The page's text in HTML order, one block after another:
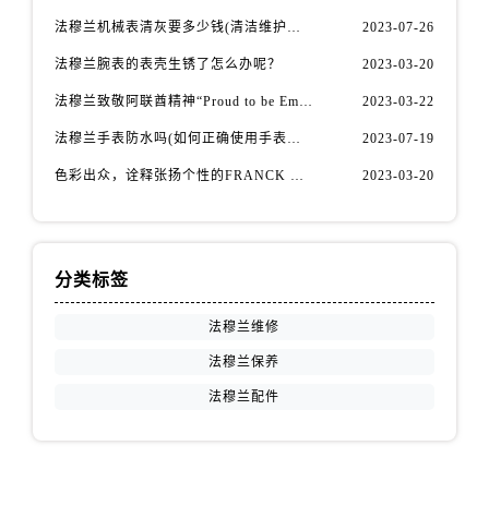
江苏省扬州市邗江区国展路29号星耀天地写字楼1号楼18层1803室法穆兰售后服务中心（需提前预约）
江西省吉安市吉州区井冈山大道法穆兰售后服务中心（需提前预约）
江西省宜春市袁州区中山中路法穆兰售后服务中心（需提前预约）
法穆兰机械表清灰要多少钱(清洁维护费用详解) 2023-07-26
法穆兰腕表的表壳生锈了怎么办呢？ 2023-03-20
法穆兰致敬阿联酋精神“Proud to be Emirati”系列限量腕表 2023-03-22
法穆兰手表防水吗(如何正确使用手表防水功能) 2023-07-19
色彩出众，诠释张扬个性的FRANCK MULLER法穆兰Vanguard Aqua Bleu系列腕表 2023-03-20
分类标签
法穆兰维修
法穆兰保养
法穆兰配件